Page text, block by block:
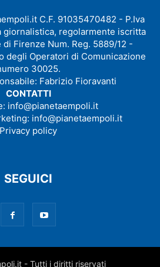
C.F. 91035470482 - P.Iva
giornalistica, regolarmente iscritta
Firenze Num. Reg. 5889/12 -
degli Operatori di Comunicazione
30025.
Fabrizio Fioravanti
CONTATTI
info@pianetaempoli.it
info@pianetaempoli.it
Privacy policy
SEGUICI
- Tutti i diritti riservati